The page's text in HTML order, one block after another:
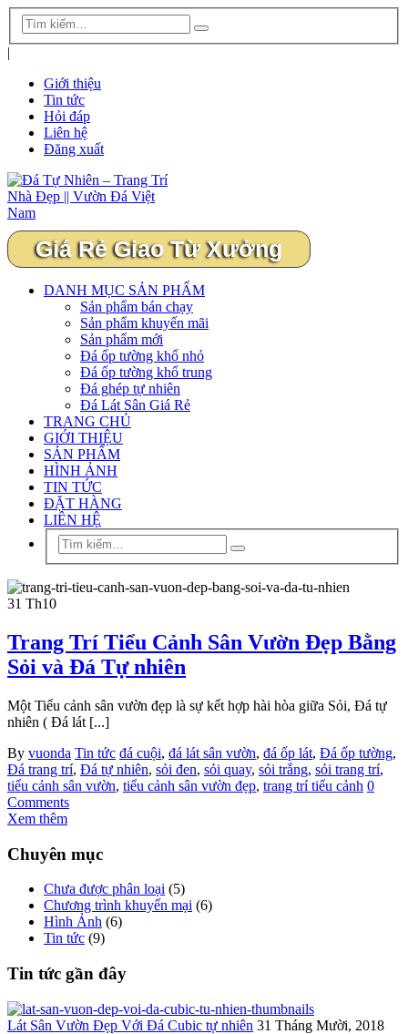
|
Giới thiệu
Tin tức
Hỏi đáp
Liên hệ
Đăng xuất
Giá Rẻ Giao Từ Xưởng
DANH MỤC SẢN PHẨM
Sản phẩm bán chạy
Sản phẩm khuyến mãi
Sản phẩm mới
Đá ốp tường khổ nhỏ
Đá ốp tường khổ trung
Đá ghép tự nhiên
Đá Lát Sân Giá Rẻ
TRANG CHỦ
GIỚI THIỆU
SẢN PHẨM
HÌNH ẢNH
TIN TỨC
ĐẶT HÀNG
LIÊN HỆ
31 Th10
Trang Trí Tiểu Cảnh Sân Vườn Đẹp Bằng
Sỏi và Đá Tự nhiên
Một Tiểu cảnh sân vườn đẹp là sự kết hợp hài hòa giữa Sỏi, Đá tự
nhiên ( Đá lát [...]
By vuonda Tin tức đá cuội, đá lát sân vườn, đá ốp lát, Đá ốp tường,
Đá trang trí, Đá tự nhiên, sỏi đen, sỏi quay, sỏi trắng, sỏi trang trí,
tiểu cảnh sân vườn, tiểu cảnh sân vườn đẹp, trang trí tiểu cảnh 0
Comments
Xem thêm
Chuyên mục
Chưa được phân loại (5)
Chương trình khuyến mại (6)
Hình Ảnh (6)
Tin tức (9)
Tin tức gần đây
Lát Sân Vườn Đẹp Với Đá Cubic tự nhiên 31 Tháng Mười, 2018